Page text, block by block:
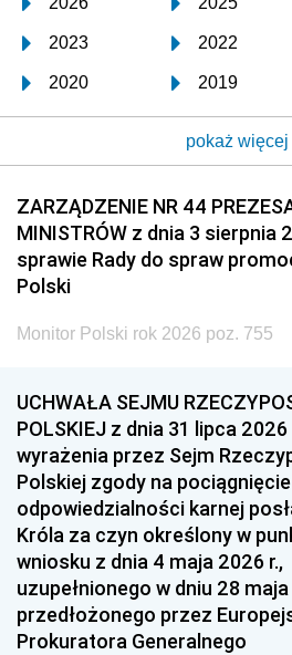
2023 2022
2020 2019
2017 2016
2014 2013
2011 2010
2008 2007
2005
1996 1995
1993 1992
1990 1989
1987 1986
1984 1983
1981 1980
1978 1977
pokaż więcej
ZARZĄDZENIE NR 44
MINISTRÓW z dnia 3 sierpnia
sprawie Rady do spraw
Polski
Monitor Polski rok 2026 poz. 755
UCHWAŁA SEJMU
POLSKIEJ z dnia 31 lipca
wyrażenia przez Sejm
Polskiej zgody na
odpowiedzialności karnej
Króla za czyn określony w
wniosku z dnia 4 maja 2026 r.,
uzupełnionego w dniu 28
przedłożonego przez
Prokuratora Generalnego